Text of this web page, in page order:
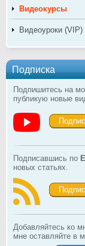
Видеокурсы
Видеоуроки (VIP)
Подписка
Подпишитесь на
публикую новые
Подписавшись по
новых статьях.
Добавляйтесь ко
мне оставляйте в